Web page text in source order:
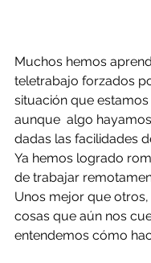
Muchos hemos
teletrabajo forzados
situación que
aunque  algo
dadas las facilidades
Ya hemos logrado
de trabajar
Unos mejor que
cosas que aún nos
entendemos cómo